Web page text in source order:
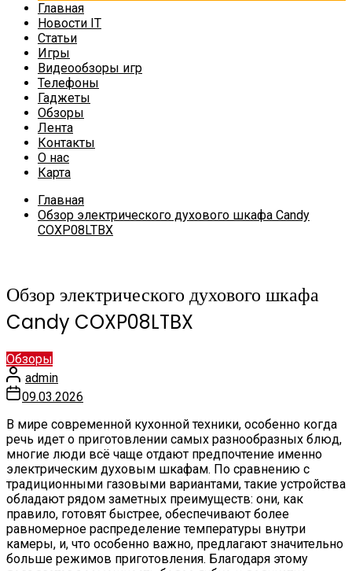
Главная
Новости IT
Статьи
Игры
Видеообзоры игр
Телефоны
Гаджеты
Обзоры
Лента
Контакты
О нас
Карта
Главная
Обзор электрического духового шкафа Candy
COXP08LTBX
Обзор электрического духового шкафа
Candy COXP08LTBX
Обзоры
admin
09.03.2026
В мире современной кухонной техники, особенно когда
речь идет о приготовлении самых разнообразных блюд,
многие люди всё чаще отдают предпочтение именно
электрическим духовым шкафам. По сравнению с
традиционными газовыми вариантами, такие устройства
обладают рядом заметных преимуществ: они, как
правило, готовят быстрее, обеспечивают более
равномерное распределение температуры внутри
камеры, и, что особенно важно, предлагают значительно
больше режимов приготовления. Благодаря этому